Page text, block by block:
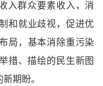
入群众要素收入，消
和就业歧视，促进优
局，基本消除重污染
措、描绘的民生新图
期盼。